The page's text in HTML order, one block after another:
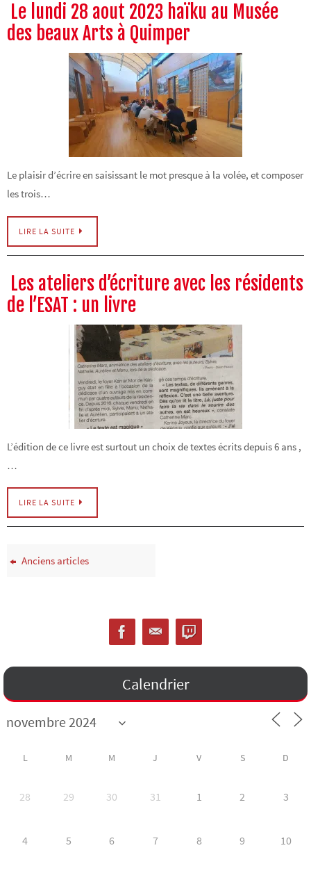
Le lundi 28 aout 2023 haïku au Musée
des beaux Arts à Quimper
Le plaisir d’écrire en saisissant le mot presque à la volée, et composer
les trois…
LIRE LA SUITE
Les ateliers d’écriture avec les résidents
de l’ESAT : un livre
L’édition de ce livre est surtout un choix de textes écrits depuis 6 ans ,
…
LIRE LA SUITE
Anciens articles
Calendrier
L M M J V S D
28 29 30 31 1 2 3
4 5 6 7 8 9 10